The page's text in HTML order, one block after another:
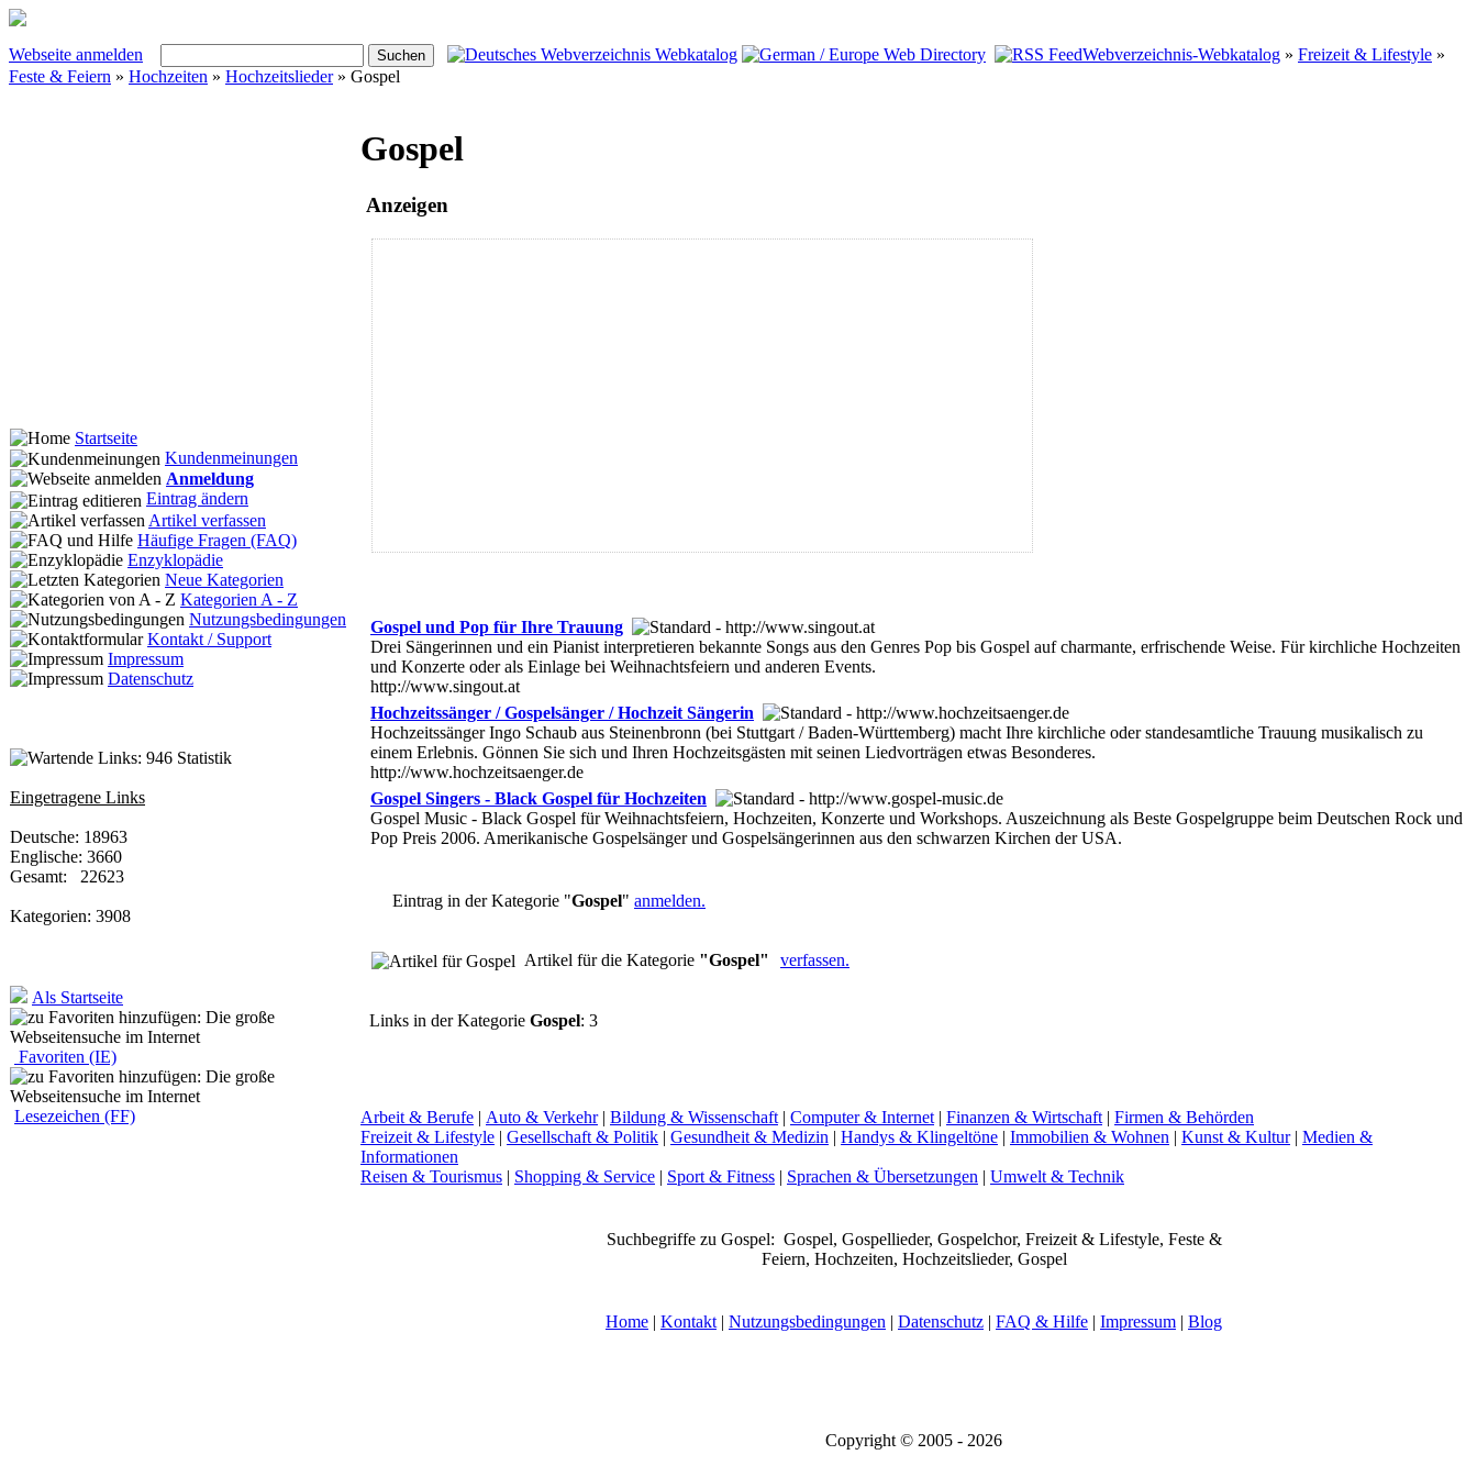
Webseite anmelden Webverzeichnis-Webkatalog » Freizeit & Lifestyle »
Feste & Feiern » Hochzeiten » Hochzeitslieder» Gospel
Startseite
Kundenmeinungen
Anmeldung
Eintrag ändern
Artikel verfassen
Häufige Fragen (FAQ)
Enzyklopädie
Neue Kategorien
Kategorien A - Z
Nutzungsbedingungen
Kontakt / Support
Impressum
Datenschutz
Statistik
Eingetragene Links
Deutsche: 18963
Englische: 3660
Gesamt: 22623
Kategorien: 3908
Als Startseite
Favoriten (IE)
Lesezeichen (FF)
Gospel
Anzeigen
Gospel und Pop für Ihre Trauung
Drei Sängerinnen und ein Pianist interpretieren bekannte Songs aus den Genres Pop bis Gospel auf charmante, erfrischende Weise. Für kirchliche Hochzeiten
und Konzerte oder als Einlage bei Weihnachtsfeiern und anderen Events.
http://www.singout.at
Hochzeitssänger / Gospelsänger / Hochzeit Sängerin
Hochzeitssänger Ingo Schaub aus Steinenbronn (bei Stuttgart / Baden-Württemberg) macht Ihre kirchliche oder standesamtliche Trauung musikalisch zu
einem Erlebnis. Gönnen Sie sich und Ihren Hochzeitsgästen mit seinen Liedvorträgen etwas Besonderes.
http://www.hochzeitsaenger.de
Gospel Singers - Black Gospel für Hochzeiten
Gospel Music - Black Gospel für Weihnachtsfeiern, Hochzeiten, Konzerte und Workshops. Auszeichnung als Beste Gospelgruppe beim Deutschen Rock und
Pop Preis 2006. Amerikanische Gospelsänger und Gospelsängerinnen aus den schwarzen Kirchen der USA.
Eintrag in der Kategorie "Gospel" anmelden.
Artikel für die Kategorie "Gospel" verfassen.
Links in der Kategorie Gospel: 3
Arbeit & Berufe | Auto & Verkehr| Bildung & Wissenschaft | Computer & Internet | Finanzen & Wirtschaft | Firmen & Behörden
Freizeit & Lifestyle | Gesellschaft & Politik | Gesundheit & Medizin | Handys & Klingeltöne | Immobilien & Wohnen | Kunst & Kultur| Medien &
Informationen
Reisen & Tourismus | Shopping & Service | Sport & Fitness | Sprachen & Übersetzungen | Umwelt & Technik
Suchbegriffe zu Gospel: Gospel, Gospellieder, Gospelchor, Freizeit & Lifestyle, Feste &
Feiern, Hochzeiten, Hochzeitslieder, Gospel
Home | Kontakt | Nutzungsbedingungen | Datenschutz | FAQ & Hilfe | Impressum | Blog
Copyright © 2005 - 2026